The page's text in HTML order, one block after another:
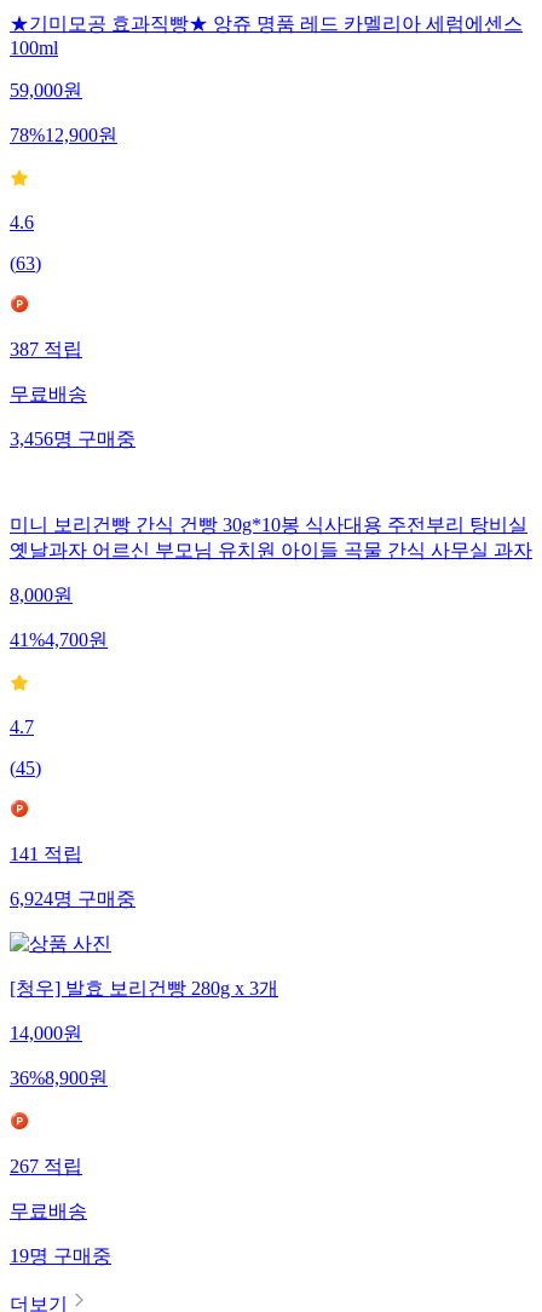
★기미모공 효과직빵★ 앙쥬 명품 레드 카멜리아 세럼에센스
100ml
59,000원
78%12,900원
4.6
(63)
387적립
무료배송
3,456명구매중
미니 보리건빵 간식 건빵 30g*10봉 식사대용 주전부리 탕비실
옛날과자 어르신 부모님 유치원 아이들 곡물 간식 사무실 과자
8,000원
41%4,700원
4.7
(45)
141적립
6,924명구매중
[청우] 발효 보리건빵 280g x 3개
14,000원
36%8,900원
267적립
무료배송
19명구매중